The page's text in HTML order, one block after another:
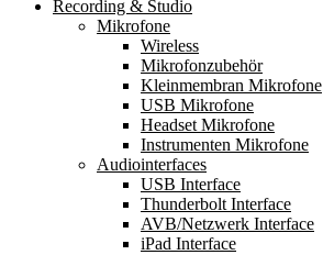
Recording & Studio
Mikrofone
Wireless
Mikrofonzubehör
Kleinmembran Mikrofone
USB Mikrofone
Headset Mikrofone
Instrumenten Mikrofone
Audiointerfaces
USB Interface
Thunderbolt Interface
AVB/Netzwerk Interface
iPad Interface